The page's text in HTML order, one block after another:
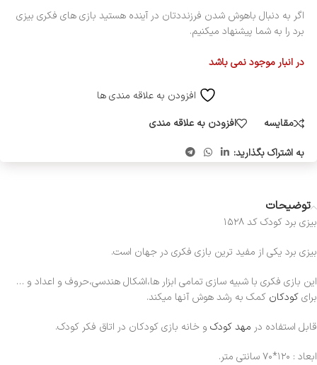
اگر به دنبال باهوش شدن فرزنددتان در آینده هستید بازی های فکری بیزی
برد را به شما پیشنهاد میکنیم.
در انبار موجود نمی باشد
افزودن به علاقه مندی ها
مقایسه
افزودن به علاقه مندی
به اشتراک بگذارید:
توضیحات
بیزی برد کودک کد ۱۵۲۸
بیزی برد یکی از مفید ترین بازی فکری در جهان است.
این بازی فکری با شبیه سازی تمامی ابزار ها،اشکال هندسی،حروف و اعداد و …
برایکودکان کمک به رشد هوش آنها میکند.
قابل استفاده در مهد کودک و خانه بازی کودکان در اتاق فکر کودک.
ابعاد : ۱۲۰*۷۰ سانتی متر.